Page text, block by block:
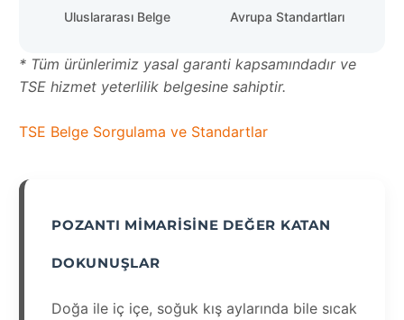
Uluslararası Belge Avrupa Standartları
* Tüm ürünlerimiz yasal garanti kapsamındadır ve
TSE hizmet yeterlilik belgesine sahiptir.
TSE Belge Sorgulama ve Standartlar
POZANTI MIMARISINE DEĞER KATAN
DOKUNUŞLAR
Doğa ile iç içe, soğuk kış aylarında bile sıcak